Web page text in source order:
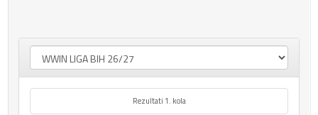
Rezultati 1. kola